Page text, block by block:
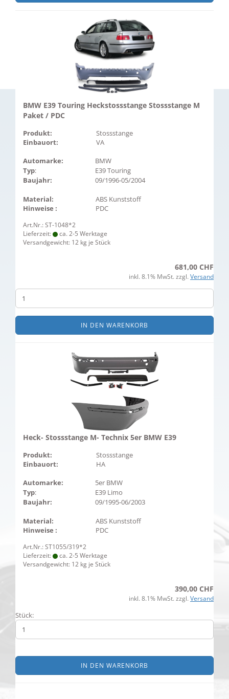
BMW E39 Touring Heckstossstange Stossstange M
Paket / PDC
Produkt:
Stossstange
Einbauort:
VA
Automarke:
BMW
Typ:
E39 Touring
Baujahr:
09/1996-05/2004
Material:
ABS Kunststoff
Hinweise :
PDC
Art.Nr.: ST-1048*2
Lieferzeit:
ca. 2-5 Werktage
Versandgewicht: 12 kg je Stück
681,00 CHF
inkl. 8.1% MwSt. zzgl. Versand
IN DEN WARENKORB
Heck- Stossstange M- Technix 5er BMW E39
Produkt:
Stossstange
Einbauort:
HA
Automarke:
5er BMW
Typ:
E39 Limo
Baujahr:
09/1995-06/2003
Material:
ABS Kunststoff
Hinweise :
PDC
Art.Nr.: ST1055/319*2
Lieferzeit:
ca. 2-5 Werktage
Versandgewicht: 12 kg je Stück
390,00 CHF
inkl. 8.1% MwSt. zzgl. Versand
Stück:
IN DEN WARENKORB